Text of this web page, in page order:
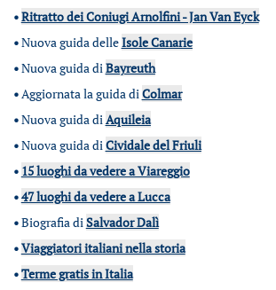
•Ritratto dei Coniugi Arnolfini - Jan Van Eyck
•Nuova guida delleIsole Canarie
•Nuova guida diBayreuth
•Aggiornata la guida diColmar
•Nuova guida diAquileia
•Nuova guida diCividale del Friuli
• 15 luoghi da vedere a Viareggio
•47 luoghi da vedere a Lucca
•Biografia diSalvador Dalì
•Viaggiatori italiani nella storia
•Terme gratis in Italia